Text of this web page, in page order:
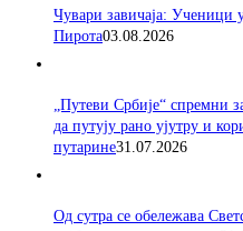
Чувари завичаја: Ученици
Пирота03.08.2026
„Путеви Србије“ спремни
да путују рано ујутру и
путарине31.07.2026
Од сутра се обележава